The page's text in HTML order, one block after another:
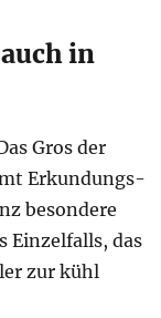
in
Gros der
Erkundungs-
besondere
Einzelfalls, das
zur kühl